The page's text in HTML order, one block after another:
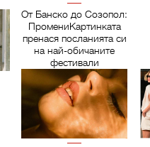
От Банско до Созопол:
ПромениКартинката
пренася посланията си
на най-обичаните
фестивали